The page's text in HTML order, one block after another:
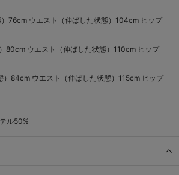
76cm ウエスト（伸ばした状態）104cm ヒップ
80cm ウエスト（伸ばした状態）110cm ヒップ
）84cm ウエスト（伸ばした状態）115cm ヒップ
ル50%